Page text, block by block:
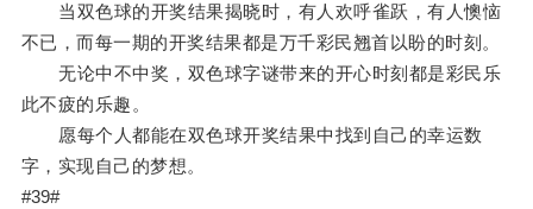
当双色球的开奖结果揭晓时，有人欢呼雀跃，有人懊恼
不已，而每一期的开奖结果都是万千彩民翘首以盼的时刻。
无论中不中奖，双色球字谜带来的开心时刻都是彩民乐
此不疲的乐趣。
愿每个人都能在双色球开奖结果中找到自己的幸运数
字，实现自己的梦想。
#39#